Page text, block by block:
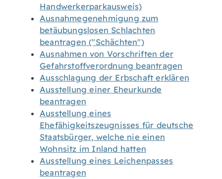
Handwerkerparkausweis)
Ausnahmegenehmigung zum
betäubungslosen Schlachten
beantragen ("Schächten")
Ausnahmen von Vorschriften der
Gefahrstoffverordnung beantragen
Ausschlagung der Erbschaft erklären
Ausstellung einer Eheurkunde
beantragen
Ausstellung eines
Ehefähigkeitszeugnisses für deutsche
Staatsbürger, welche nie einen
Wohnsitz im Inland hatten
Ausstellung eines Leichenpasses
beantragen